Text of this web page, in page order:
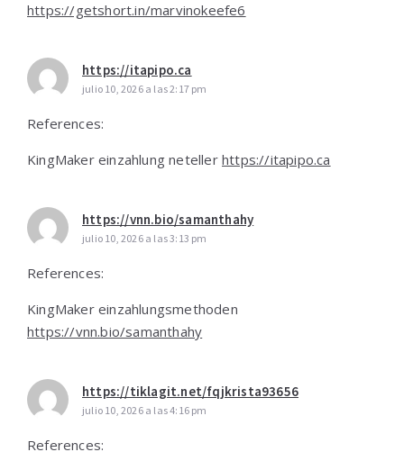
https://getshort.in/marvinokeefe6
https://itapipo.ca
julio 10, 2026 a las 2:17 pm
References:
KingMaker einzahlung neteller https://itapipo.ca
https://vnn.bio/samanthahy
julio 10, 2026 a las 3:13 pm
References:
KingMaker einzahlungsmethoden
https://vnn.bio/samanthahy
https://tiklagit.net/fqjkrista93656
julio 10, 2026 a las 4:16 pm
References: